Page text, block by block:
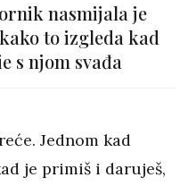
nasmijala je
to izgleda kad
s njom svađa
Jednom kad
je primiš i daruješ,